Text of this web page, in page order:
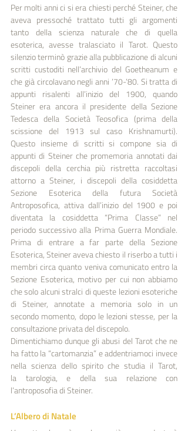
Per molti anni ci si era chiesti perché Steiner, che
aveva pressoché trattato tutti gli argomenti
tanto della scienza naturale che di quella
esoterica, avesse tralasciato il Tarot. Questo
silenzio terminò grazie alla pubblicazione di alcuni
scritti custoditi nell’archivio del Goetheanum e
che già circolavano negli anni ’70-’80. Si tratta di
appunti risalenti all’inizio del 1900, quando
Steiner era ancora il presidente della Sezione
Tedesca della Società Teosofica (prima della
scissione del 1913 sul caso Krishnamurti).
Questo insieme di scritti si compone sia di
appunti di Steiner che promemoria annotati dai
discepoli della cerchia più ristretta raccoltasi
attorno a Steiner, i discepoli della cosiddetta
Sezione Esoterica della futura Società
Antroposofica, attiva dall’inizio del 1900 e poi
diventata la cosiddetta “Prima Classe” nel
periodo successivo alla Prima Guerra Mondiale.
Prima di entrare a far parte della Sezione
Esoterica, Steiner aveva chiesto il riserbo a tutti i
membri circa quanto veniva comunicato entro la
Sezione Esoterica, motivo per cui non abbiamo
che solo alcuni stralci di queste lezioni esoteriche
di Steiner, annotate a memoria solo in un
secondo momento, dopo le lezioni stesse, per la
consultazione privata del discepolo.
Dimentichiamo dunque gli abusi del Tarot che ne
ha fatto la “cartomanzia” e addentriamoci invece
nella scienza dello spirito che studia il Tarot,
la tarologia, e della sua relazione con
l’antroposofia di Steiner.
L’Albero di Natale